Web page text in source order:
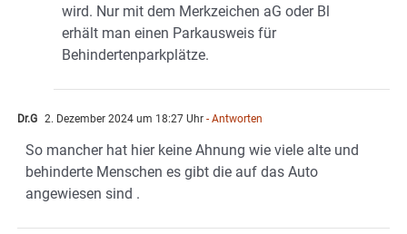
wird. Nur mit dem Merkzeichen aG oder Bl
erhält man einen Parkausweis für
Behindertenparkplätze.
Dr.G 2. Dezember 2024 um 18:27 Uhr - Antworten
So mancher hat hier keine Ahnung wie viele alte und
behinderte Menschen es gibt die auf das Auto
angewiesen sind .